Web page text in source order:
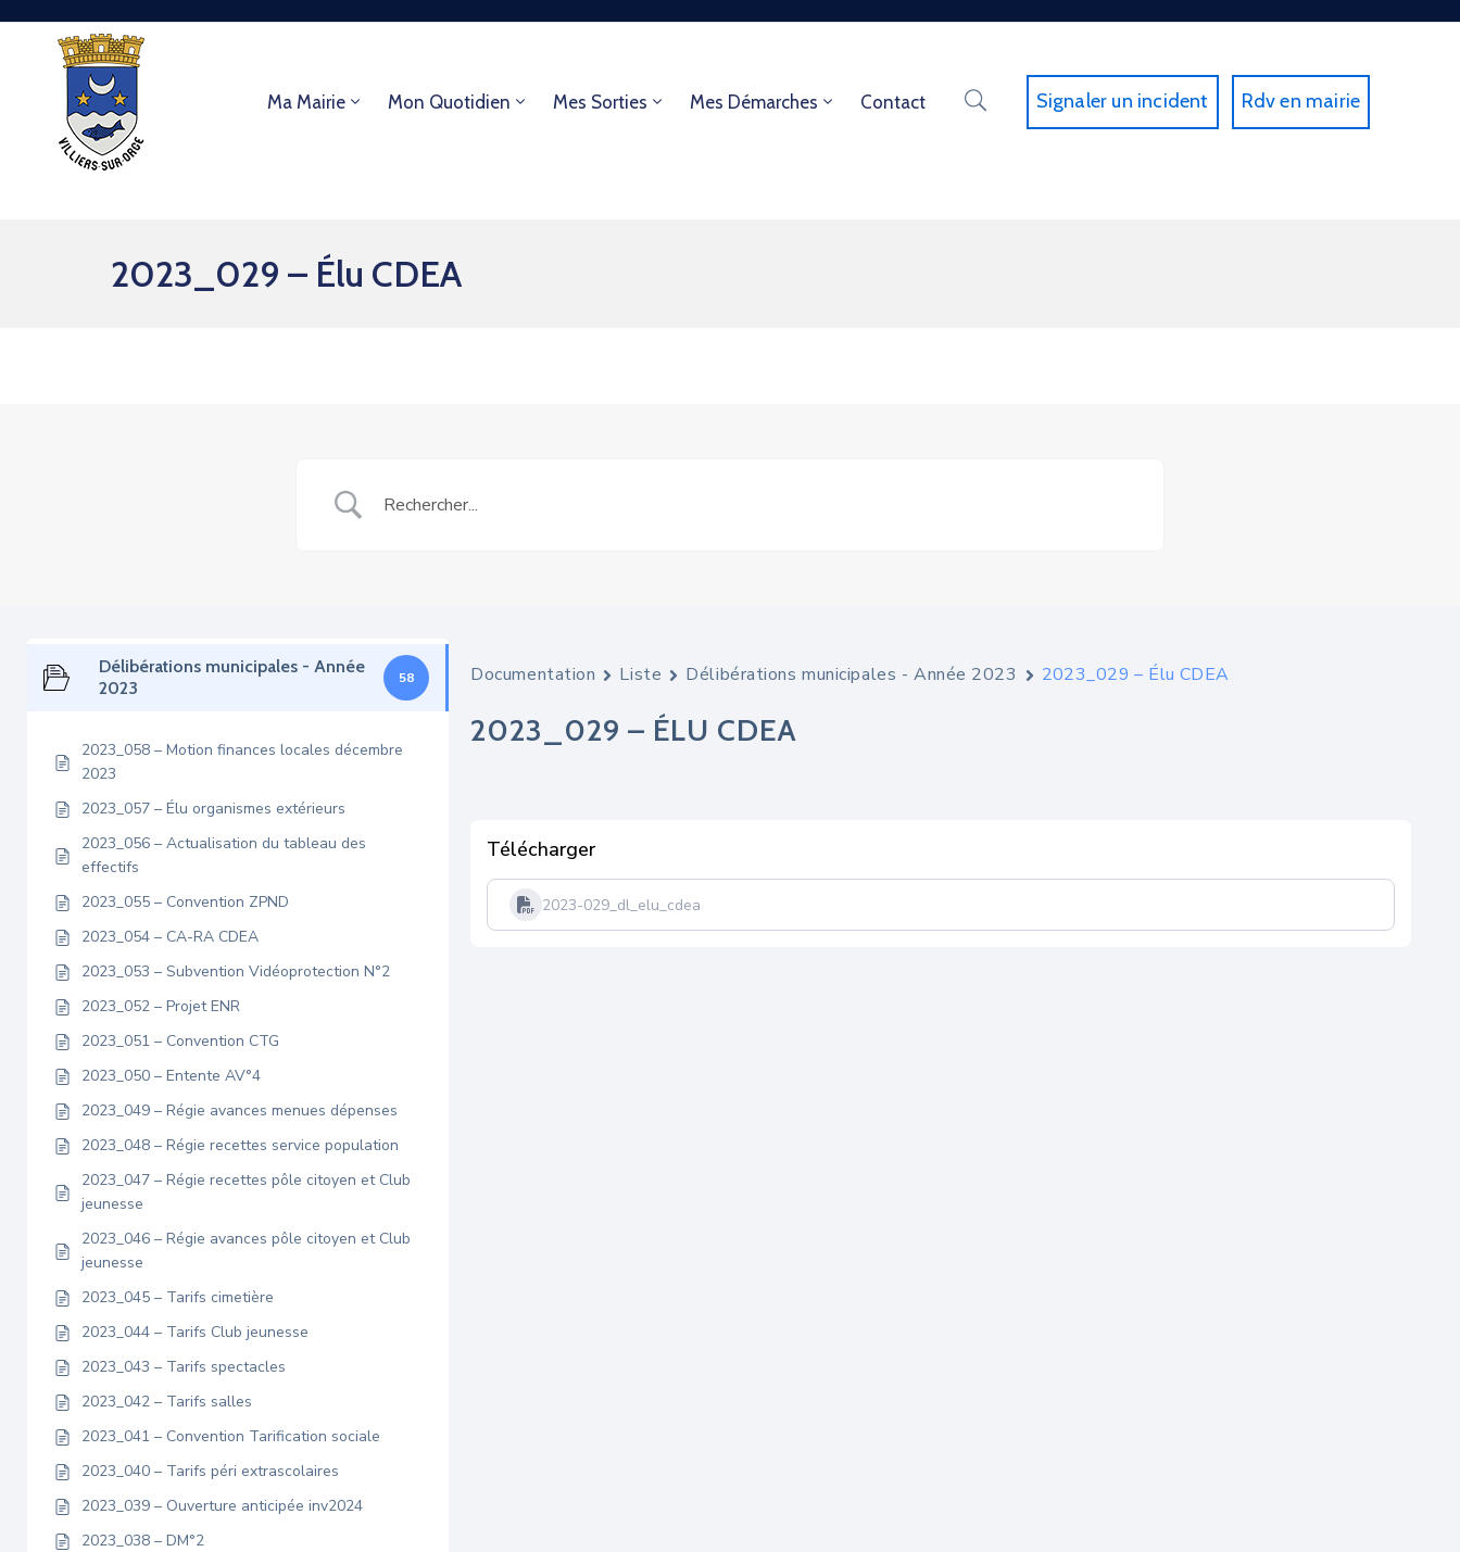
Ma Mairie Mon Quotidien Mes Sorties Mes Démarches Contact Signaler un incident Rdv en mairie
2023_029 – Élu CDEA
Délibérations municipales - Année
2023
58
2023_058 – Motion finances locales décembre
2023
2023_057 – Élu organismes extérieurs
2023_056 – Actualisation du tableau des
effectifs
2023_055 – Convention ZPND
2023_054 – CA-RA CDEA
2023_053 – Subvention Vidéoprotection N°2
2023_052 – Projet ENR
2023_051 – Convention CTG
2023_050 – Entente AV°4
2023_049 – Régie avances menues dépenses
2023_048 – Régie recettes service population
2023_047 – Régie recettes pôle citoyen et Club
jeunesse
2023_046 – Régie avances pôle citoyen et Club
jeunesse
2023_045 – Tarifs cimetière
2023_044 – Tarifs Club jeunesse
2023_043 – Tarifs spectacles
2023_042 – Tarifs salles
2023_041 – Convention Tarification sociale
2023_040 – Tarifs péri extrascolaires
2023_039 – Ouverture anticipée inv2024
2023_038 – DM°2
Documentation Liste Délibérations municipales - Année 2023 2023_029 – Élu CDEA
2023_029 – ÉLU CDEA
Télécharger
2023-029_dl_elu_cdea